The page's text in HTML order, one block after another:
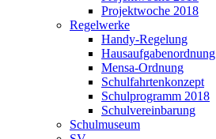
Projektwoche 2018
Regelwerke
Handy-Regelung
Hausaufgabenordnung
Mensa-Ordnung
Schulfahrtenkonzept
Schulprogramm 2018
Schulvereinbarung
Schulmuseum